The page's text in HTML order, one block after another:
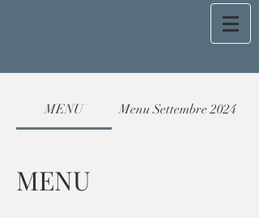
MENU Menu Settembre 2024
MENU